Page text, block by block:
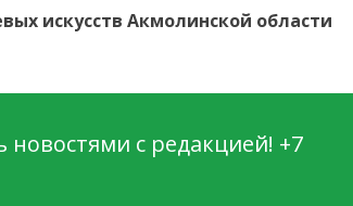
искусств Акмолинской области
с редакцией! +7